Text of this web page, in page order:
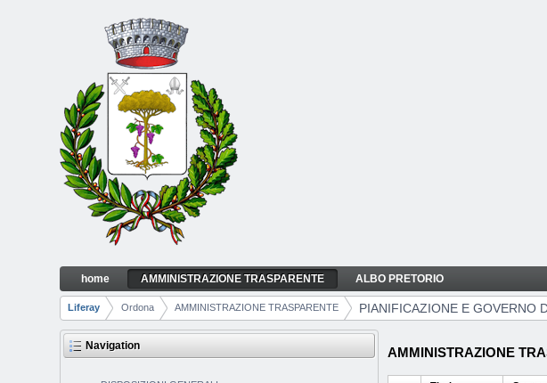
PIANIFICAZIONE E GOVERNO DEL TERRITORIO
Navigation
home AMMINISTRAZIONE TRASPARENTE ALBO PRETORIO
Breadcrumbs
Liferay Ordona AMMINISTRAZIONE TRASPARENTE PIANIFICAZIONE E GOVERNO
Navigation AMMINISTRAZIONE